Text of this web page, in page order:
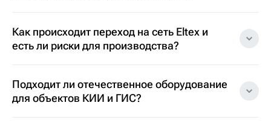
Как происходит переход на сеть Eltex и
есть ли риски для производства?
Подходит ли отечественное оборудование
для объектов КИИ и ГИС?